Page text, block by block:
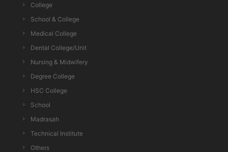
College
School & College
Medical College
Dental College/Unit
Nursing & Midwifery
Degree College
HSC College
School
Madrasah
Technical Institute
Others